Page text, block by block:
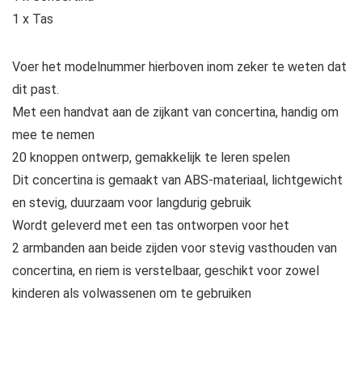
1 x Tas
Voer het modelnummer hierboven inom zeker te weten dat
dit past.
Met een handvat aan de zijkant van concertina, handig om
mee te nemen
20 knoppen ontwerp, gemakkelijk te leren spelen
Dit concertina is gemaakt van ABS-materiaal, lichtgewicht
en stevig, duurzaam voor langdurig gebruik
Wordt geleverd met een tas ontworpen voor het
2 armbanden aan beide zijden voor stevig vasthouden van
concertina, en riem is verstelbaar, geschikt voor zowel
kinderen als volwassenen om te gebruiken